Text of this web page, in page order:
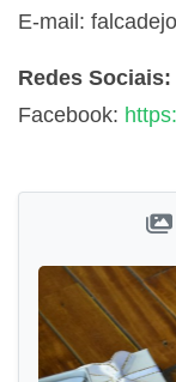
E-mail:
Redes Sociais:
Facebook: